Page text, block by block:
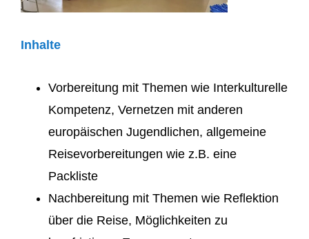
Inhalte
Vorbereitung mit Themen wie Interkulturelle
Kompetenz, Vernetzen mit anderen
europäischen Jugendlichen, allgemeine
Reisevorbereitungen wie z.B. eine
Packliste
Nachbereitung mit Themen wie Reflektion
über die Reise, Möglichkeiten zu